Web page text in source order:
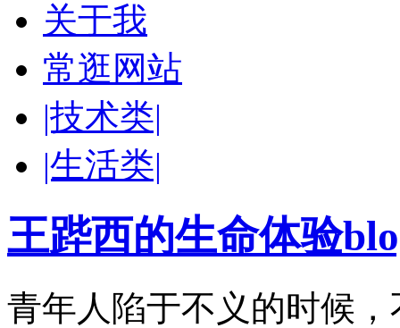
关于我
常逛网站
|技术类|
|生活类|
王跸西的生命体验
青年人陷于不义的时候